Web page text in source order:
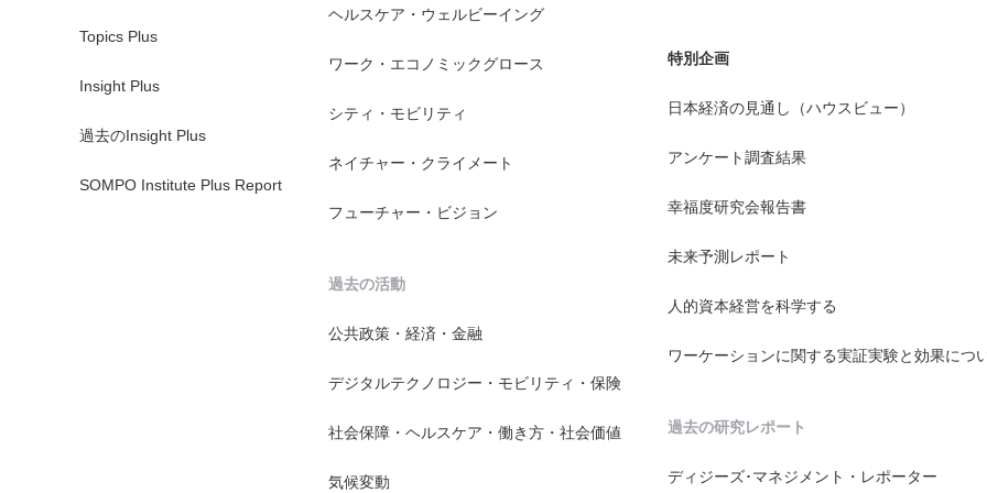
Topics Plus
Insight Plus
過去のInsight Plus
SOMPO Institute Plus Report
ヘルスケア・ウェルビーイング
ワーク・エコノミックグロース
シティ・モビリティ
ネイチャー・クライメート
フューチャー・ビジョン
過去の活動
公共政策・経済・金融
デジタルテクノロジー・モビリティ・保険
社会保障・ヘルスケア・働き方・社会価値
気候変動
特別企画
日本経済の見通し（ハウスビュー）
アンケート調査結果
幸福度研究会報告書
未来予測レポート
人的資本経営を科学する
ワーケーションに関する実証実験と効果につ
過去の研究レポート
ディジーズ･マネジメント・レポーター